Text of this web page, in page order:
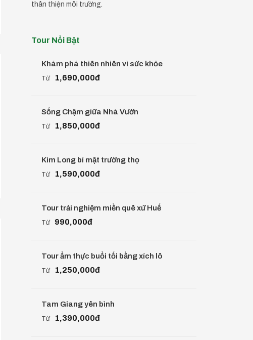
thân thiện môi trường.
Tour Nổi Bật
Khám phá thiên nhiên vì sức khỏe
Từ 1,690,000đ
Sống Chậm giữa Nhà Vườn
Từ 1,850,000đ
Kim Long bí mật trường thọ
Từ 1,590,000đ
Tour trải nghiệm miền quê xứ Huế
Từ 990,000đ
Tour ẩm thực buổi tối bằng xích lô
Từ 1,250,000đ
Tam Giang yên bình
Từ 1,390,000đ